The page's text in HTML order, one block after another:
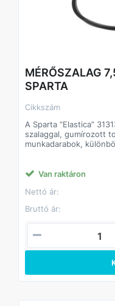
MÉRŐSZALAG
SPARTA
Cikkszám
A Sparta “Elastica”
szalaggal, gumírozott
munkadarabok,
ablakának
Előnyök
A rulett kialakításának
egy gumírozott
biztosítja.
A szalag
A mérőszalag
köszönhetően a
pontossággal mérjen.
leolvasható.
Van raktáron
Nettó ár:
Bruttó ár: